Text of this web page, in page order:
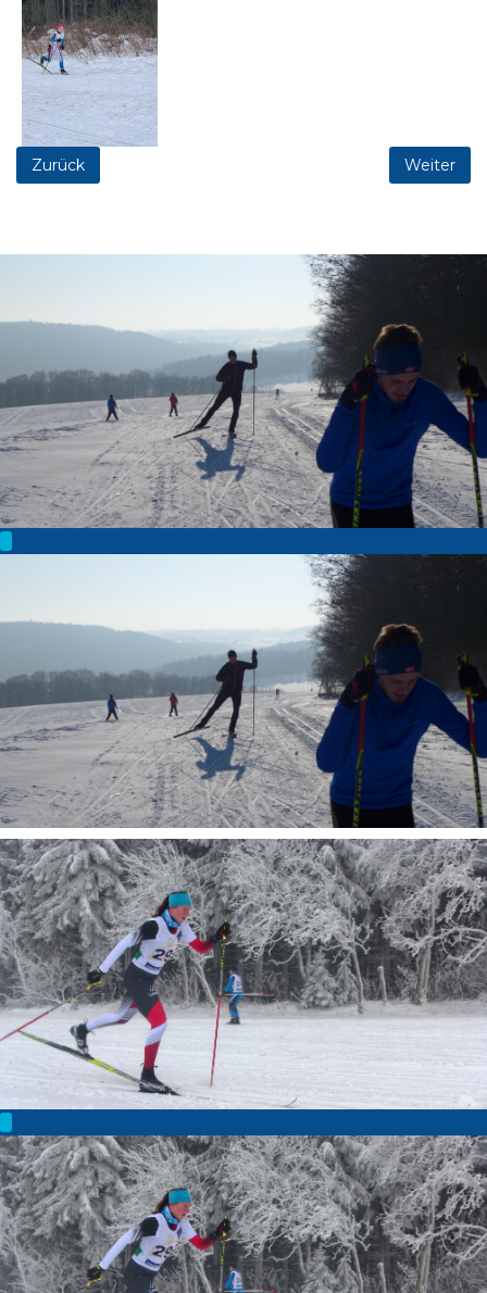
Zurück Weiter